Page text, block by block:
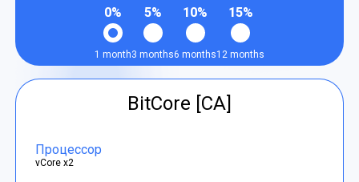
0%
1 month
5%
3 months
10%
6 months
15%
12 months
BitCore [CA]
Процессор
vCore x2